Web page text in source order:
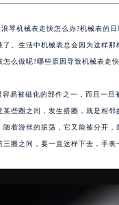
琴机械表走快怎么办?机械表的
了。生活中机械表总会因为这样那
么做呢?哪些原因导致机械表走
被磁化的部件之一，而且一旦
些圈之间，发生搭圈，就是相邻
随着游丝的振荡，它又能被分开，
圈之间，要一直这样下去，手表